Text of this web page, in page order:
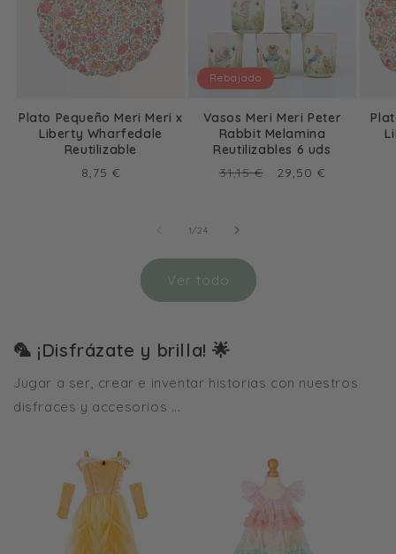
Plato Pequeño Meri Meri x
Liberty Wharfedale
Reutilizable
Precio
8,75 €
Rebajado
Vasos Meri Meri Peter
Rabbit Melamina
Reutilizables 6 uds
Precio
31,15 €
Precio
29,50 €
1/de
24
Ver todo
🦜 ¡Disfrázate y brilla! 🌟
Jugar a ser, crear e inventar historias con nuestros
disfraces y accesorios ...